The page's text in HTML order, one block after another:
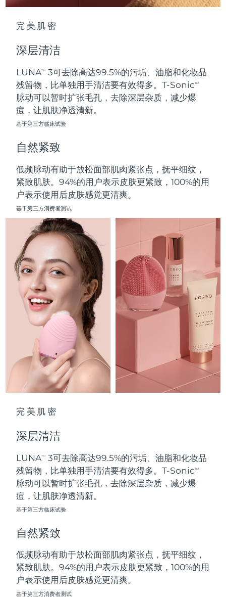
完美肌密
深层清洁
LUNATM
3可去除高达99.5%的污垢、油脂和化妆品
残留物，比单独用手清洁要有效得多。T-SonicTM
脉动可以暂时扩张毛孔，去除深层杂质，减少爆
痘，让肌肤净透清新。
基于第三方临床试验
自然紧致
低频脉动有助于放松面部肌肉紧张点，抚平细纹，
紧致肌肤。94%的用户表示皮肤更紧致，100%的用
户表示使用后皮肤感觉更清爽。
基于第三方消费者测试
完美肌密
深层清洁
LUNATM
3可去除高达99.5%的污垢、油脂和化妆品
残留物，比单独用手清洁要有效得多。T-SonicTM
脉动可以暂时扩张毛孔，去除深层杂质，减少爆
痘，让肌肤净透清新。
基于第三方临床试验
自然紧致
低频脉动有助于放松面部肌肉紧张点，抚平细纹，
紧致肌肤。94%的用户表示皮肤更紧致，100%的用
户表示使用后皮肤感觉更清爽。
基于第三方消费者测试
关于我们
黎巴嫩 预计送达日期8/12/26
立陶宛
中国澳门特别行政区
马来西亚 预计送达日期8/14/26
马耳他
墨西哥 8/15/26
摩纳哥 预计送达日期
荷兰 预计送达日期 8/11/26
新西兰 预计送达日期 8/11/26
挪威 8/11/26
8/14/26
菲律宾 预计送达日期 8/14/26
波兰 预计送达日期8/12/26
葡萄牙
波多黎各
卡塔尔 预计送达日期 8/12/26
留尼汪 预计送达日期 8/16/26
罗马尼亚
俄罗斯
沙特阿拉伯 预计送达日期8/12/26
新加坡